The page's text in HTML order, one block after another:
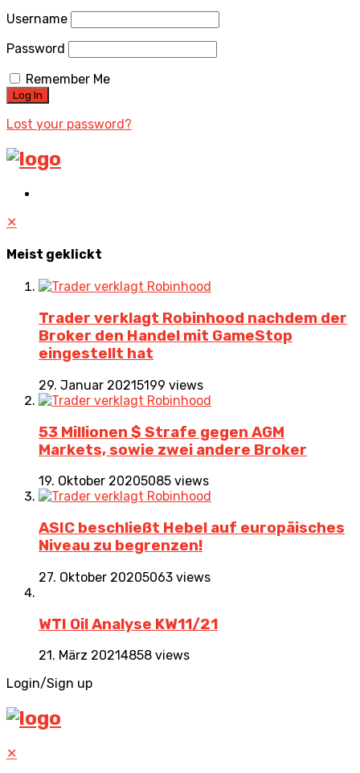
Username
Password
Remember Me
Lost your password?
✕
Meist geklickt
Trader verklagt Robinhood nachdem der
Broker den Handel mit GameStop
eingestellt hat
29. Januar 20215199 views
53 Millionen $ Strafe gegen AGM
Markets, sowie zwei andere Broker
19. Oktober 20205085 views
ASIC beschließt Hebel auf europäisches
Niveau zu begrenzen!
27. Oktober 20205063 views
WTI Oil Analyse KW11/21
21. März 20214858 views
Login/Sign up
✕